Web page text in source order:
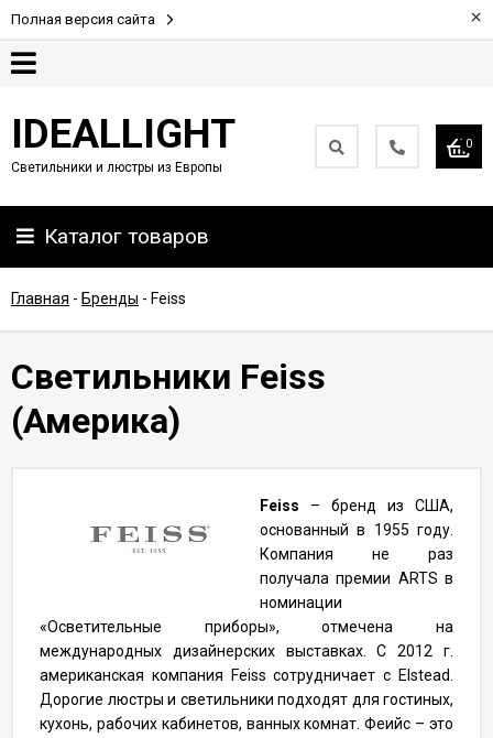
Полная версия сайта ×
Партнерам
Доставка
IDEALLIGHT
Светильники и люстры из Европы
0
Каталог товаров
Главная - Бренды - Feiss
Светильники Feiss
(Америка)
Feiss – бренд из США,
основанный в 1955 году.
Компания не раз
получала премии ARTS в
номинации
«Осветительные приборы», отмечена на
международных дизайнерских выставках. С 2012 г.
американская компания Feiss сотрудничает с Elstead.
Дорогие люстры и светильники подходят для гостиных,
кухонь, рабочих кабинетов, ванных комнат. Феийс – это